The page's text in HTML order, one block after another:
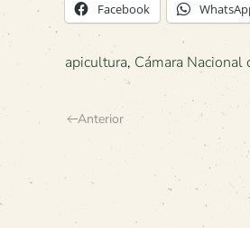
Facebook
apicultura, Cámara
Anterior